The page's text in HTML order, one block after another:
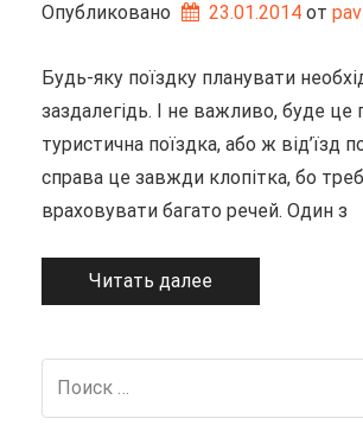
Опубликовано 23.01.2014 от
Будь-яку поїздку планувати
заздалегідь. І не важливо, буде це
туристична поїздка, або ж від’їзд
справа це завжди клопітка, бо
враховувати багато речей. Один з
Читать далее